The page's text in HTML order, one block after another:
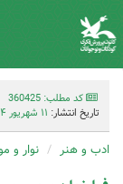
کد مطلب: 360425
تاریخ انتشار: ۱۱ شهریور ۱۴۰۴ - ۱۲:۱۰
ادب و هنر نوار و